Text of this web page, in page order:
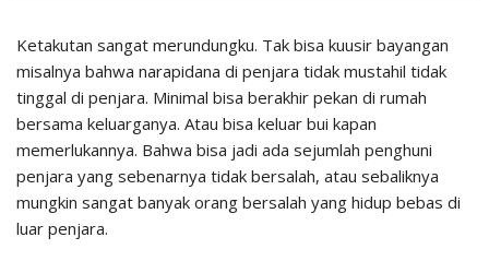
Ketakutan sangat merundungku. Tak bisa kuusir bayangan
misalnya bahwa narapidana di penjara tidak mustahil tidak
tinggal di penjara. Minimal bisa berakhir pekan di rumah
bersama keluarganya. Atau bisa keluar bui kapan
memerlukannya. Bahwa bisa jadi ada sejumlah penghuni
penjara yang sebenarnya tidak bersalah, atau sebaliknya
mungkin sangat banyak orang bersalah yang hidup bebas di
luar penjara.